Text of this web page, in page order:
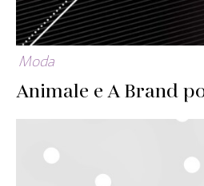
Moda
Animale e A Brand